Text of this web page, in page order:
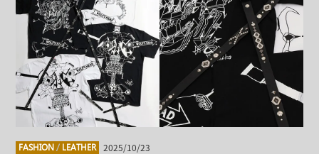
FASHION / LEATHER 2025/10/23